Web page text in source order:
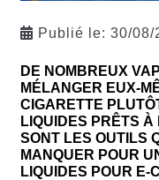
Publié le: 30/08/
DE NOMBREUX
MÉLANGER EUX-
CIGARETTE
LIQUIDES PRÊTS À
SONT LES OUTILS
MANQUER POUR
LIQUIDES POUR E-